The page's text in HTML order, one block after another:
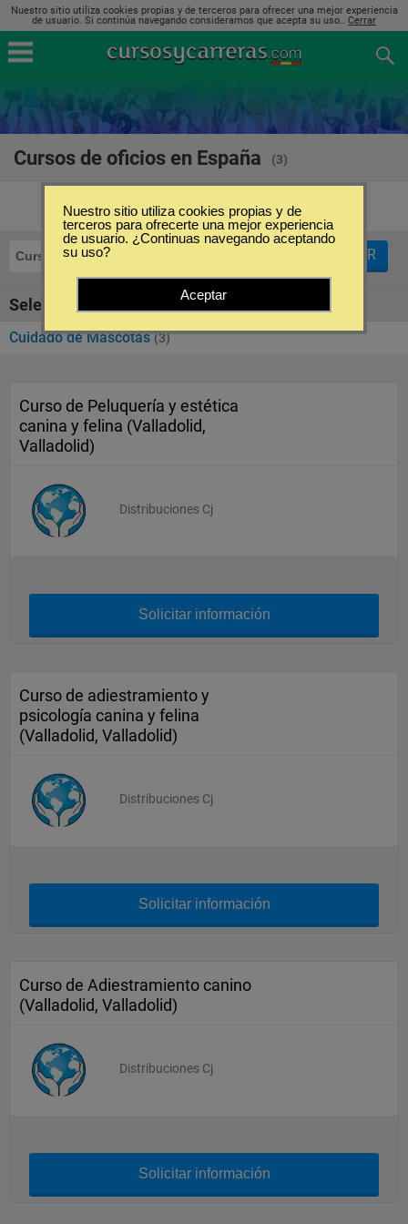
Nuestro sitio utiliza cookies propias y de terceros para ofrecer una mejor experiencia
de usuario. Si continúa navegando consideramos que acepta su uso.. Cerrar
Cursos de oficios en España (3)
Cursos Oficios FILTRAR
Seleccione la SubCategoría de "Oficios"
Cuidado de Mascotas (3)
Curso de Peluquería y estética
canina y felina (Valladolid,
Valladolid)
Distribuciones Cj
Solicitar información
Curso de adiestramiento y
psicología canina y felina
(Valladolid, Valladolid)
Distribuciones Cj
Solicitar información
Curso de Adiestramiento canino
(Valladolid, Valladolid)
Distribuciones Cj
Solicitar información
Nuestro sitio utiliza cookies propias y de
terceros para ofrecerte una mejor experiencia
de usuario. ¿Continuas navegando aceptando
su uso?
Aceptar